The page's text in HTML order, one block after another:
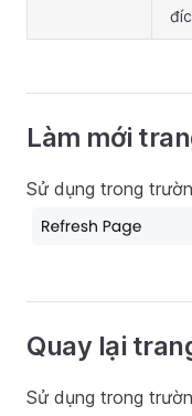
Làm mới
Sử dụng trong
Quay lại
Sử dụng trong